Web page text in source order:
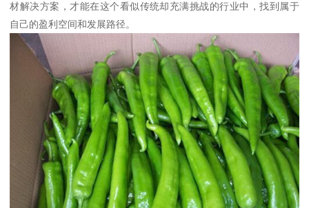
材解决方案，才能在这个看似传统却充满挑战的行业中，找到属于
自己的盈利空间和发展路径。